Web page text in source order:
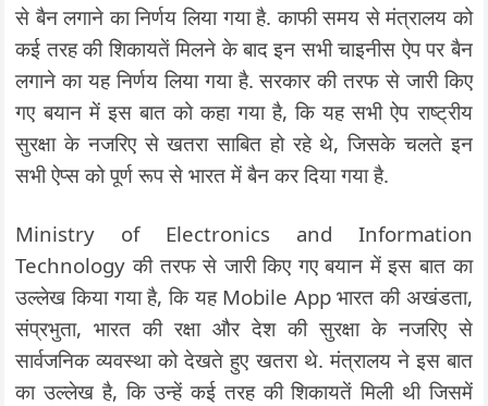
से बैन लगाने का निर्णय लिया गया है. काफी समय से मंत्रालय को
कई तरह की शिकायतें मिलने के बाद इन सभी चाइनीस ऐप पर बैन
लगाने का यह निर्णय लिया गया है. सरकार की तरफ से जारी किए
गए बयान में इस बात को कहा गया है, कि यह सभी ऐप राष्ट्रीय
सुरक्षा के नजरिए से खतरा साबित हो रहे थे, जिसके चलते इन
सभी ऐप्स को पूर्ण रूप से भारत में बैन कर दिया गया है.
Ministry of Electronics and Information
Technology की तरफ से जारी किए गए बयान में इस बात का
उल्लेख किया गया है, कि यह Mobile App भारत की अखंडता,
संप्रभुता, भारत की रक्षा और देश की सुरक्षा के नजरिए से
सार्वजनिक व्यवस्था को देखते हुए खतरा थे. मंत्रालय ने इस बात
का उल्लेख है, कि उन्हें कई तरह की शिकायतें मिली थी जिसमें